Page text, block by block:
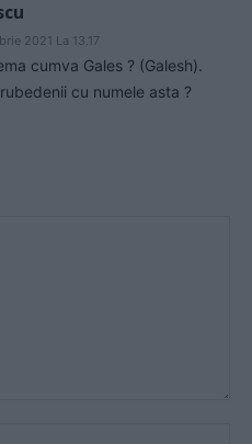
2021 La 13.17
cumva Gales ? (Galesh).
cu numele asta ?